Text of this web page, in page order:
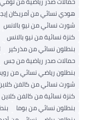
هودي نسائي من أمريكان إيجل
شورت نسائي من نيو بالانس
كنزة نسائية من نيو بالانس
بنطلون نسائي من مذركير
حمالات صدر رياضية من جس
بنطلون رياضي نسائي من
شورت نسائي من كالفن كلاين
كنزة نسائية من كالفن كلاين
بنطلون نسائي من بوما